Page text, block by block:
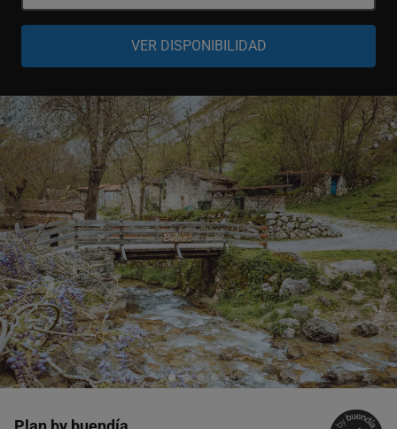
Adulto - +
Senior
65-99 años - +
Niño
4-12 años - +
Bebé
0-3 años - +